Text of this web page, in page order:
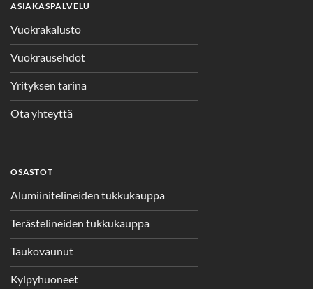
ASIAKASPALVELU
Vuokrakalusto
Vuokrausehdot
Yrityksen tarina
Ota yhteyttä
OSASTOT
Alumiinitelineiden tukkukauppa
Terästelineiden tukkukauppa
Taukovaunut
Kylpyhuoneet